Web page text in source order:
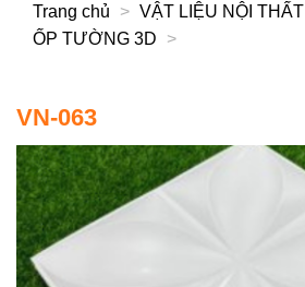
Trang chủ > VẬT LIỆU NỘI THẤT
ỐP TƯỜNG 3D
>
VN-063